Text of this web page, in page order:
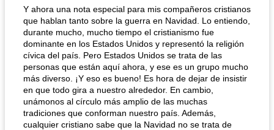
Y ahora una nota especial para mis compañeros cristianos
que hablan tanto sobre la guerra en Navidad. Lo entiendo,
durante mucho, mucho tiempo el cristianismo fue
dominante en los Estados Unidos y representó la religión
cívica del país. Pero Estados Unidos se trata de las
personas que están aquí ahora, y ese es un grupo mucho
más diverso. ¡Y eso es bueno! Es hora de dejar de insistir
en que todo gira a nuestro alrededor. En cambio,
unámonos al círculo más amplio de las muchas
tradiciones que conforman nuestro país. Además,
cualquier cristiano sabe que la Navidad no se trata de